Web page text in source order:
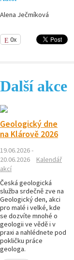
Alena Ječmíková
0x
Další akce
Geologický dne
na Klárově 2026
19.06.2026 -
20.06.2026
Kalendář
akcí
Česká geologická
služba srdečně zve na
Geologický den, akci
pro malé i velké, kde
se dozvíte mnohé o
geologii ve vědě i v
praxi a nahlédnete pod
pokličku práce
geologa.